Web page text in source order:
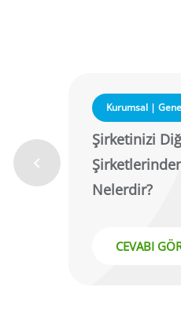
Kurumsal |
Şirketinizi
Nelerdir?
CEVABI